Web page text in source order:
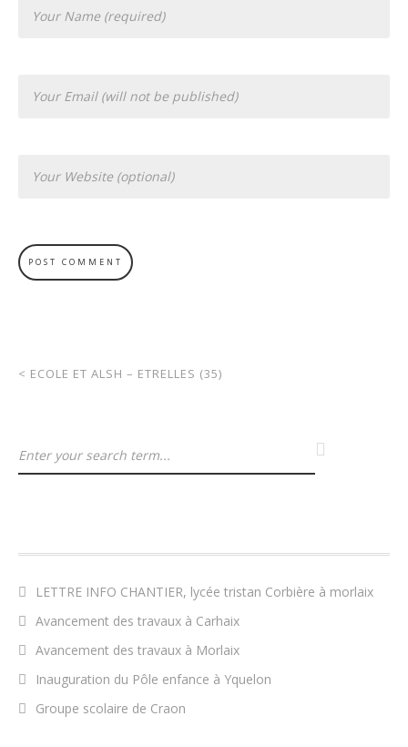
< ECOLE ET ALSH – ETRELLES (35)
LETTRE INFO CHANTIER, lycée tristan Corbière à morlaix
Avancement des travaux à Carhaix
Avancement des travaux à Morlaix
Inauguration du Pôle enfance à Yquelon
Groupe scolaire de Craon